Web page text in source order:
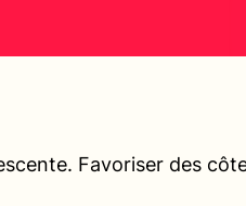
Favoriser des